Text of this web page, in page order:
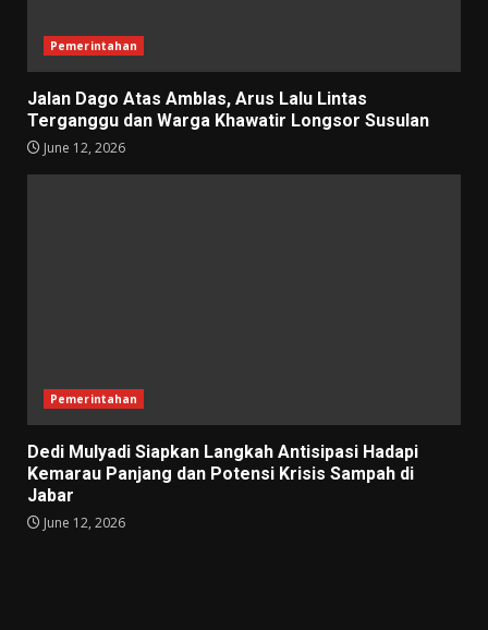
Pemerintahan
Jalan Dago Atas Amblas, Arus Lalu Lintas
Terganggu dan Warga Khawatir Longsor Susulan
June 12, 2026
Pemerintahan
Dedi Mulyadi Siapkan Langkah Antisipasi Hadapi
Kemarau Panjang dan Potensi Krisis Sampah di
Jabar
June 12, 2026